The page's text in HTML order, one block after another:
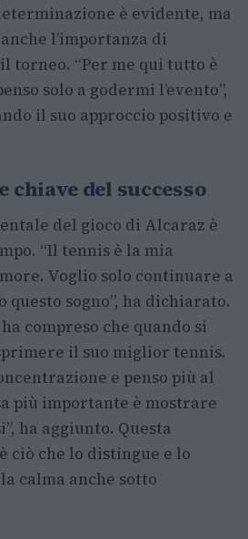
è evidente, ma
l’importanza di
“Per me qui tutto è
solo a godermi l’evento”,
il suo approccio positivo e
chiave del successo
del gioco di Alcaraz è
“Il tennis è la mia
Voglio solo continuare a
sogno”, ha dichiarato.
compreso che quando si
il suo miglior tennis.
e penso più al
più importante è mostrare
ha aggiunto. Questa
ciò che lo distingue e lo
calma anche sotto